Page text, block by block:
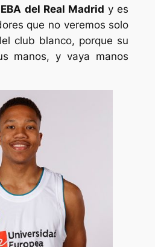
del Real Madrid y es
que no veremos solo
club blanco, porque su
manos, y vaya manos